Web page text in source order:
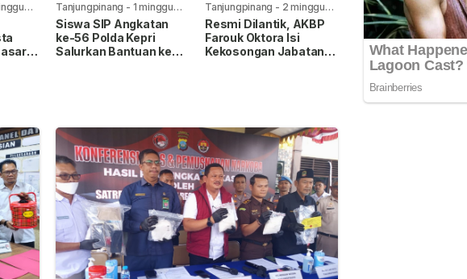
Tanjungpinang - 1 minggu
yang lalu
Siswa SIP Angkatan
ke-56 Polda Kepri
Salurkan Bantuan ke
Tanjungpinang - 2 minggu
yang lalu
Resmi Dilantik, AKBP
Farouk Oktora Isi
Kekosongan Jabatan